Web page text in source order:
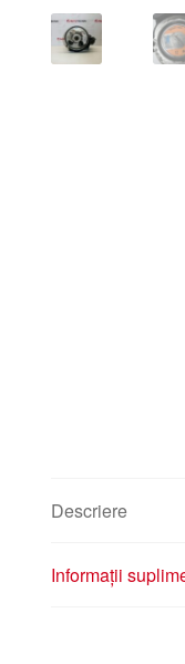
Descriere
Informații